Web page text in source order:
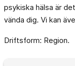
psykiska hälsa är
vända dig. Vi kan
Driftsform: Region.